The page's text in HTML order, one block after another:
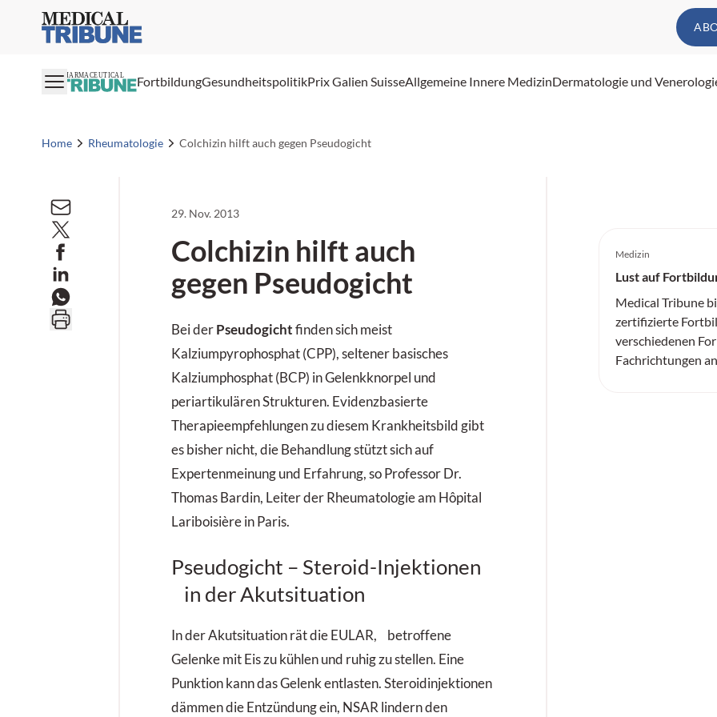
Medical Tribune
PHARMACEUTICAL FortbildungGesundheitspolitikPrix Galien SuisseAllgemeine Innere MedizinDermatologie und
Home Rheumatologie Colchizin hilft auch gegen Pseudogicht
29. Nov. 2013
Colchizin hilft auch
gegen Pseudogicht
Bei der Pseudogicht finden sich meist
Kalziumpyrophosphat (CPP), seltener basisches
Kalziumphosphat (BCP) in Gelenkknorpel und
periartikulären Strukturen. Evidenzbasierte
Therapieempfehlungen zu diesem Krankheitsbild gibt
es bisher nicht, die Behandlung stützt sich auf
Expertenmeinung und Erfahrung, so Professor Dr.
Thomas Bardin, Leiter der Rheumatologie am Hôpital
Lariboisière in Paris.
Pseudogicht – Steroid-Injektionen
in der Akutsituation
In der Akutsituation rät die EULAR, betroffene
Gelenke mit Eis zu kühlen und ruhig zu stellen. Eine
Punktion kann das Gelenk entlasten. Steroidinjektionen
dämmen die Entzündung ein, NSAR lindern den
Medizin
Lust auf
Medical Tribune
zertifizierte
verschiedenen
Fachrichtungen